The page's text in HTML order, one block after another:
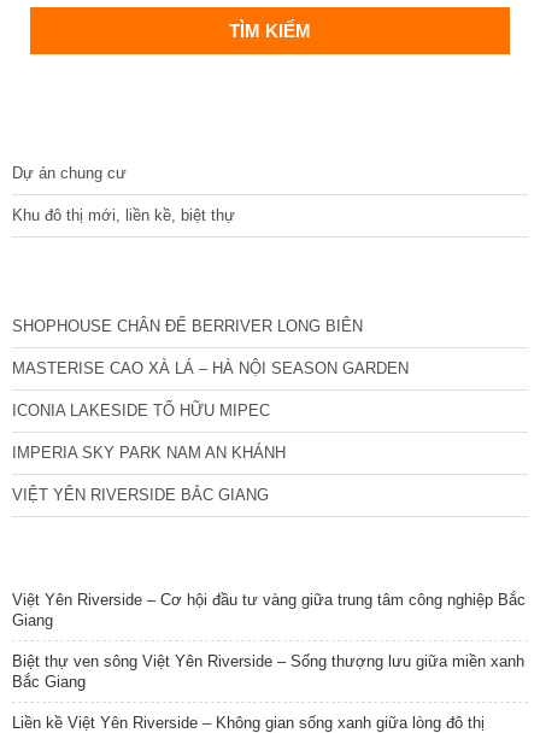
Dự án chung cư
Khu đô thị mới, liền kề, biệt thự
SHOPHOUSE CHÂN ĐẾ BERRIVER LONG BIÊN
MASTERISE CAO XÀ LÁ – HÀ NỘI SEASON GARDEN
ICONIA LAKESIDE TỐ HỮU MIPEC
IMPERIA SKY PARK NAM AN KHÁNH
VIỆT YÊN RIVERSIDE BẮC GIANG
Việt Yên Riverside – Cơ hội đầu tư vàng giữa trung tâm công nghiệp Bắc
Giang
Biệt thự ven sông Việt Yên Riverside – Sống thượng lưu giữa miền xanh
Bắc Giang
Liền kề Việt Yên Riverside – Không gian sống xanh giữa lòng đô thị